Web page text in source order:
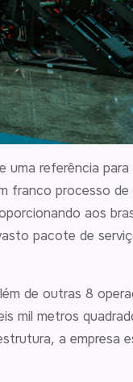
uma referência
franco processo de
aos
pacote de
de outras 8
mil metros
a empresa